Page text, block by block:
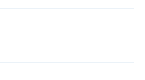
Gerät. Die 1,5 m
schnelle und